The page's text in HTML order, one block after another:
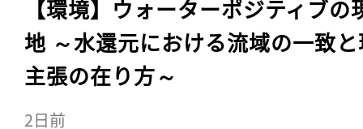
【環境】ウォーターポジティブの
地 ～水還元における流域の一致
主張の在り方～
2日前